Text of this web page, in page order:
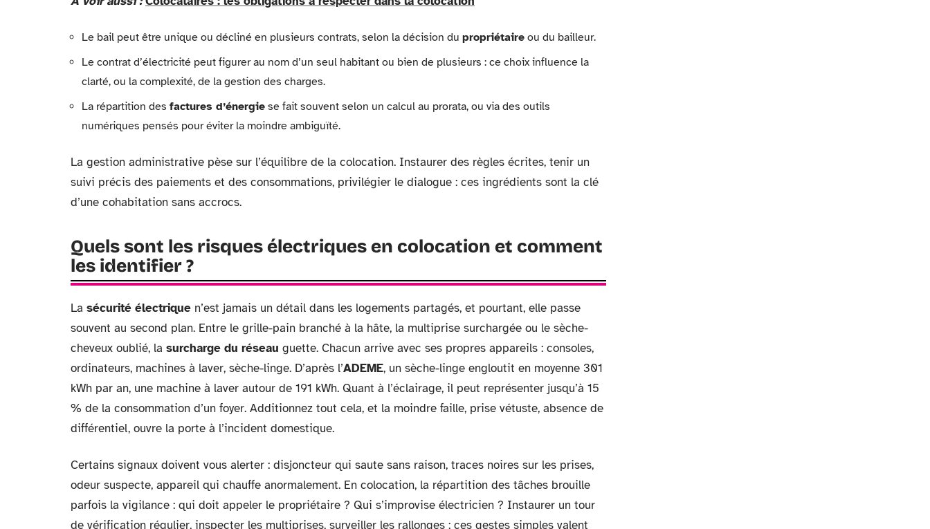
Le bail peut être unique ou décliné en plusieurs contrats, selon la décision du propriétaire ou du bailleur.
Le contrat d’électricité peut figurer au nom d’un seul habitant ou bien de plusieurs : ce choix influence la
clarté, ou la complexité, de la gestion des charges.
La répartition des factures d’énergie se fait souvent selon un calcul au prorata, ou via des outils
numériques pensés pour éviter la moindre ambiguïté.
La gestion administrative pèse sur l’équilibre de la colocation. Instaurer des règles écrites, tenir un
suivi précis des paiements et des consommations, privilégier le dialogue : ces ingrédients sont la clé
d’une cohabitation sans accrocs.
Quels sont les risques électriques en colocation et comment
les identifier ?
La sécurité électrique n’est jamais un détail dans les logements partagés, et pourtant, elle passe
souvent au second plan. Entre le grille-pain branché à la hâte, la multiprise surchargée ou le sèche-
cheveux oublié, la surcharge du réseau guette. Chacun arrive avec ses propres appareils : consoles,
ordinateurs, machines à laver, sèche-linge. D’après l’ADEME, un sèche-linge engloutit en moyenne 301
kWh par an, une machine à laver autour de 191 kWh. Quant à l’éclairage, il peut représenter jusqu’à 15
% de la consommation d’un foyer. Additionnez tout cela, et la moindre faille, prise vétuste, absence de
différentiel, ouvre la porte à l’incident domestique.
Certains signaux doivent vous alerter : disjoncteur qui saute sans raison, traces noires sur les prises,
odeur suspecte, appareil qui chauffe anormalement. En colocation, la répartition des tâches brouille
parfois la vigilance : qui doit appeler le propriétaire ? Qui s’improvise électricien ? Instaurer un tour
de vérification régulier, inspecter les multiprises, surveiller les rallonges : ces gestes simples valent